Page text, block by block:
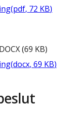
(pdf, 72 KB)
DOCX(69 KB)
(docx, 69 KB)